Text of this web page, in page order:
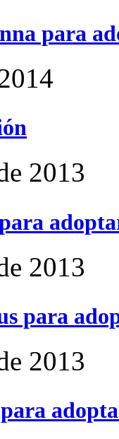
para
2013
2013
para
2013